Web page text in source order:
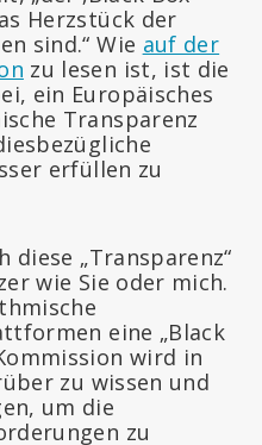
Herzstück der
sind.“ Wie auf der
zu lesen ist, ist die
ein Europäisches
Transparenz
erfüllen zu
„Transparenz“
wie Sie oder mich.
eine „Black
wird in
zu wissen und
um die
zu